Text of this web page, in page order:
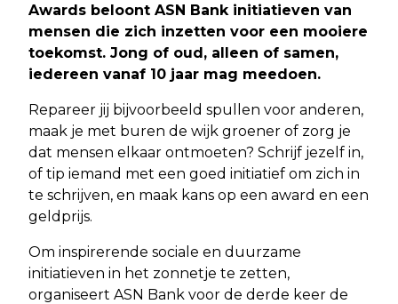
Awards beloont ASN Bank initiatieven van
mensen die zich inzetten voor een mooiere
toekomst. Jong of oud, alleen of samen,
iedereen vanaf 10 jaar mag meedoen.
Repareer jij bijvoorbeeld spullen voor anderen,
maak je met buren de wijk groener of zorg je
dat mensen elkaar ontmoeten? Schrijf jezelf in,
of tip iemand met een goed initiatief om zich in
te schrijven, en maak kans op een award en een
geldprijs.
Om inspirerende sociale en duurzame
initiatieven in het zonnetje te zetten,
organiseert ASN Bank voor de derde keer de